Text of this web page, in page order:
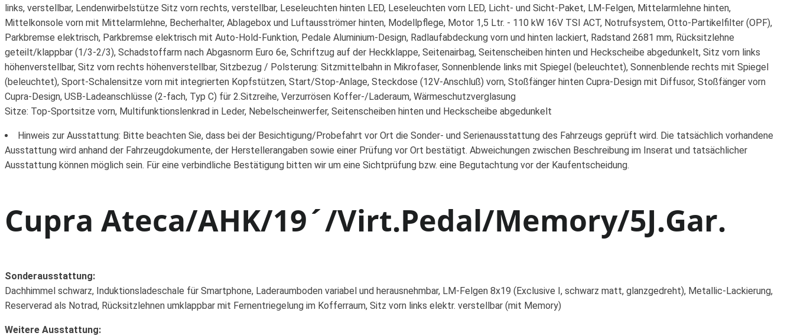
links, verstellbar, Lendenwirbelstütze Sitz vorn rechts, verstellbar, Leseleuchten hinten LED, Leseleuchten vorn LED, Licht- und Sicht-Paket, LM-Felgen, Mittelarmlehne hinten,
Mittelkonsole vorn mit Mittelarmlehne, Becherhalter, Ablagebox und Luftausströmer hinten, Modellpflege, Motor 1,5 Ltr. - 110 kW 16V TSI ACT, Notrufsystem, Otto-Partikelfilter (OPF),
Parkbremse elektrisch, Parkbremse elektrisch mit Auto-Hold-Funktion, Pedale Aluminium-Design, Radlaufabdeckung vorn und hinten lackiert, Radstand 2681 mm, Rücksitzlehne
geteilt/klappbar (1/3-2/3), Schadstoffarm nach Abgasnorm Euro 6e, Schriftzug auf der Heckklappe, Seitenairbag, Seitenscheiben hinten und Heckscheibe abgedunkelt, Sitz vorn links
höhenverstellbar, Sitz vorn rechts höhenverstellbar, Sitzbezug / Polsterung: Sitzmittelbahn in Mikrofaser, Sonnenblende links mit Spiegel (beleuchtet), Sonnenblende rechts mit Spiegel
(beleuchtet), Sport-Schalensitze vorn mit integrierten Kopfstützen, Start/Stop-Anlage, Steckdose (12V-Anschluß) vorn, Stoßfänger hinten Cupra-Design mit Diffusor, Stoßfänger vorn
Cupra-Design, USB-Ladeanschlüsse (2-fach, Typ C) für 2.Sitzreihe, Verzurrösen Koffer-/Laderaum, Wärmeschutzverglasung
Sitze: Top-Sportsitze vorn, Multifunktionslenkrad in Leder, Nebelscheinwerfer, Seitenscheiben hinten und Heckscheibe abgedunkelt
Hinweis zur Ausstattung: Bitte beachten Sie, dass bei der Besichtigung/Probefahrt vor Ort die Sonder- und Serienausstattung des Fahrzeugs geprüft wird. Die tatsächlich vorhandene
Ausstattung wird anhand der Fahrzeugdokumente, der Herstellerangaben sowie einer Prüfung vor Ort bestätigt. Abweichungen zwischen Beschreibung im Inserat und tatsächlicher
Ausstattung können möglich sein. Für eine verbindliche Bestätigung bitten wir um eine Sichtprüfung bzw. eine Begutachtung vor der Kaufentscheidung.
Cupra Ateca/AHK/19´/Virt.Pedal/Memory/5J.Gar.
Sonderausstattung:
Dachhimmel schwarz, Induktionsladeschale für Smartphone, Laderaumboden variabel und herausnehmbar, LM-Felgen 8x19 (Exclusive I, schwarz matt, glanzgedreht), Metallic-Lackierung,
Reserverad als Notrad, Rücksitzlehnen umklappbar mit Fernentriegelung im Kofferraum, Sitz vorn links elektr. verstellbar (mit Memory)
Weitere Ausstattung: